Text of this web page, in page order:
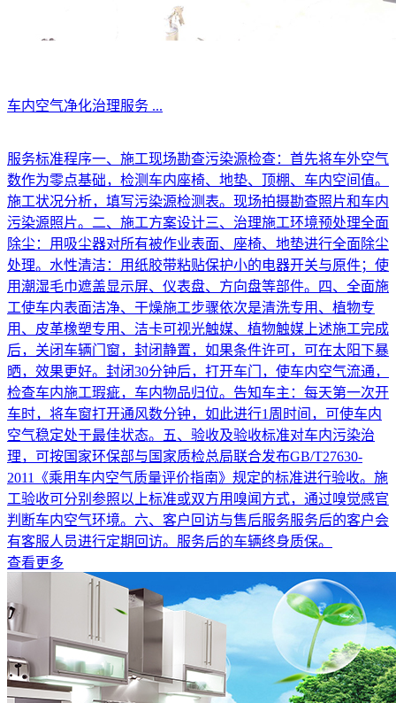
车内空气净化治理服务 ...
服务标准程序一、施工现场勘查污染源检查：首先将车外空气
数作为零点基础，检测车内座椅、地垫、顶棚、车内空间值。
施工状况分析，填写污染源检测表。现场拍摄勘查照片和车内
污染源照片。二、施工方案设计三、治理施工环境预处理全面
除尘：用吸尘器对所有被作业表面、座椅、地垫进行全面除尘
处理。水性清洁：用纸胶带粘贴保护小的电器开关与原件；使
用潮湿毛巾遮盖显示屏、仪表盘、方向盘等部件。四、全面施
工使车内表面洁净、干燥施工步骤依次是清洗专用、植物专
用、皮革橡塑专用、洁卡可视光触媒、植物触媒上述施工完成
后，关闭车辆门窗，封闭静置，如果条件许可，可在太阳下暴
晒，效果更好。封闭30分钟后，打开车门，使车内空气流通，
检查车内施工瑕疵，车内物品归位。告知车主：每天第一次开
车时，将车窗打开通风数分钟，如此进行1周时间，可使车内
空气稳定处于最佳状态。五、验收及验收标准对车内污染治
理，可按国家环保部与国家质检总局联合发布GB/T27630-
2011《乘用车内空气质量评价指南》规定的标准进行验收。施
工验收可分别参照以上标准或双方用嗅闻方式，通过嗅觉感官
判断车内空气环境。六、客户回访与售后服务服务后的客户会
有客服人员进行定期回访。服务后的车辆终身质保。
查看更多